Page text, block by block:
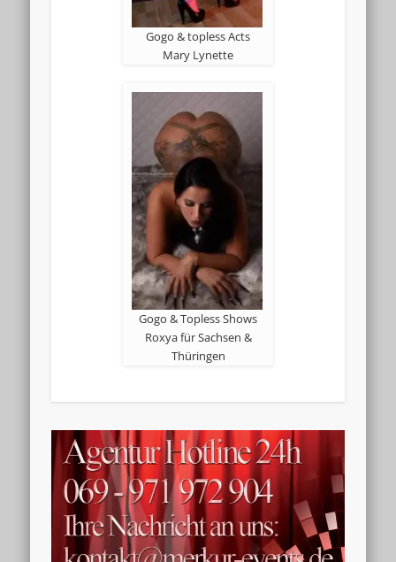
Gogo & topless Acts
Mary Lynette
Gogo & Topless Shows
Roxya für Sachsen &
Thüringen